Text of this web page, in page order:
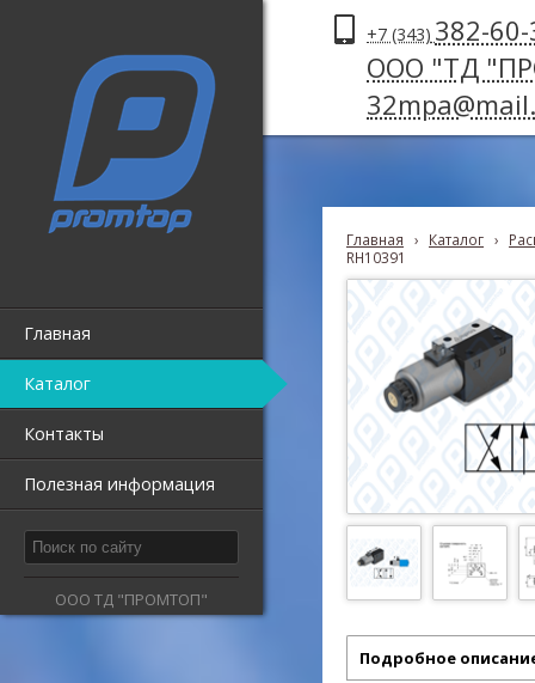
Главная
Каталог
Контакты
Полезная информация
ООО ТД "ПРОМТОП"
+7 (343) 382-
ООО "ТД
Главная › Каталог ›
RH10391
Подробное